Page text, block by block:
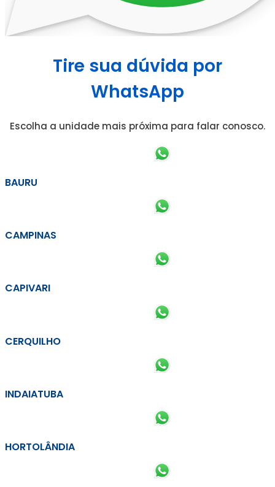
Tire sua dúvida por
WhatsApp
Escolha a unidade mais próxima para falar conosco.
BAURU
CAMPINAS
CAPIVARI
CERQUILHO
INDAIATUBA
HORTOLÂNDIA